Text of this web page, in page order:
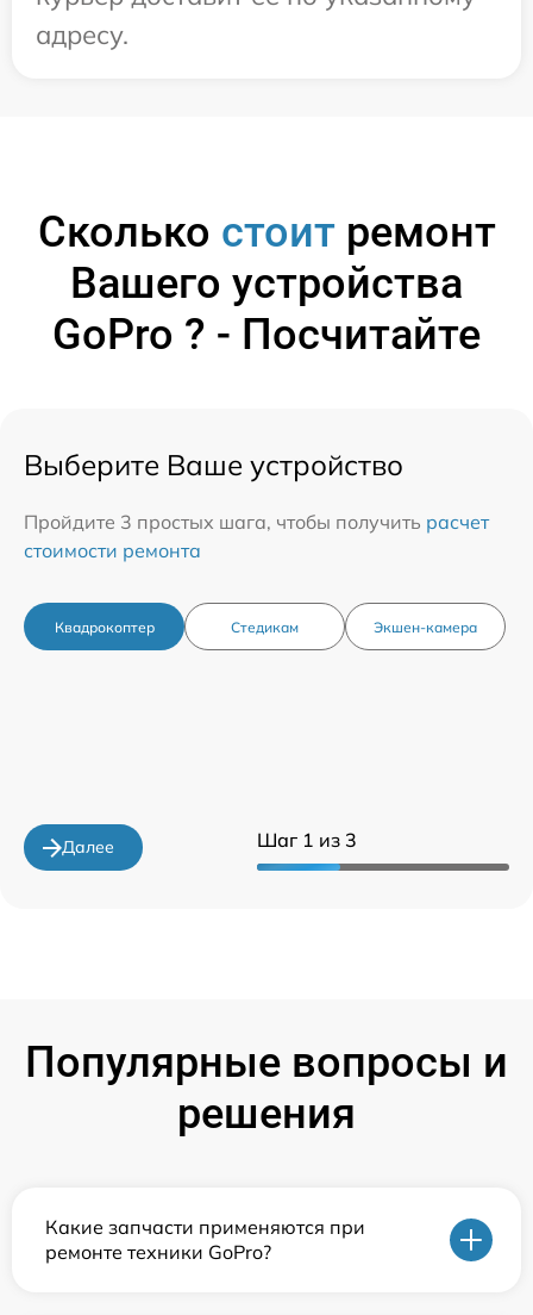
адресу.
Сколько стоитремонт
Вашего устройства
GoPro ? - Посчитайте
Шаг 1 из 3
Выберите Ваше устройство
Пройдите 3 простых шага, чтобы получить расчет
стоимости ремонта
Квадрокоптер Стедикам Экшен-камера
Далее
Популярные вопросы и
решения
Какие запчасти применяются при
ремонте техники GoPro?